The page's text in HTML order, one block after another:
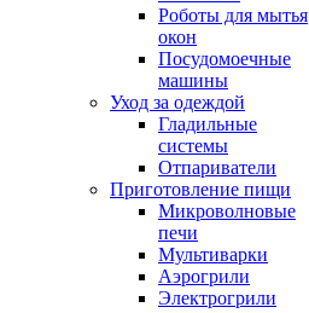
Роботы для мытья
окон
Посудомоечные
машины
Уход за одеждой
Гладильные
системы
Отпариватели
Приготовление пищи
Микроволновые
печи
Мультиварки
Аэрогрили
Электрогрили